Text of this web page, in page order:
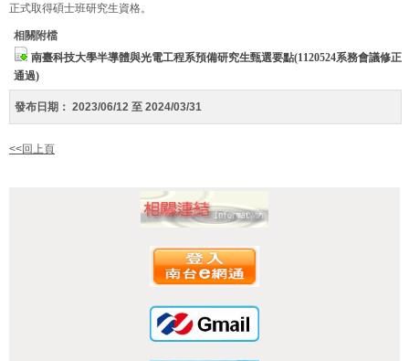
正式取得碩士班研究生資格。
相關附檔
南臺科技大學半導體與光電工程系預備研究生甄選要點(1120524系務會議修正
通過)
發布日期： 2023/06/12 至 2024/03/31
<<回上頁